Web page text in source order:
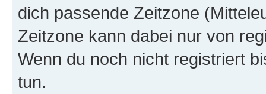
dich passende Zeitzone
Zeitzone kann dabei nur von
Wenn du noch nicht registriert
tun.